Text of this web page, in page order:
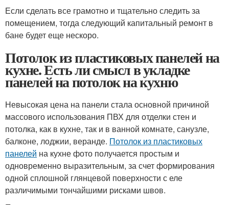
Если сделать все грамотно и тщательно следить за
помещением, тогда следующий капитальный ремонт в
бане будет еще нескоро.
Потолок из пластиковых панелей на
кухне. Есть ли смысл в укладке
панелей на потолок на кухню
Невысокая цена на панели стала основной причиной
массового использования ПВХ для отделки стен и
потолка, как в кухне, так и в ванной комнате, санузле,
балконе, лоджии, веранде. Потолок из пластиковых
панелей на кухне фото получается простым и
одновременно выразительным, за счет формирования
одной сплошной глянцевой поверхности с еле
различимыми тончайшими рисками швов.